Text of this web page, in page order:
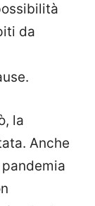
da
la
Anche